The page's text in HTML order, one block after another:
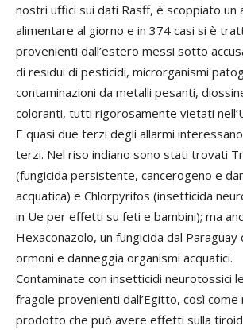
nostri uffici sui dati Rasff, è scoppiato un
alimentare al giorno e in 374 casi si è
provenienti dall’estero messi sotto
di residui di pesticidi, microrganismi
contaminazioni da metalli pesanti,
coloranti, tutti rigorosamente vietati
E quasi due terzi degli allarmi
terzi. Nel riso indiano sono stati trovati
(fungicida persistente, cancerogeno e
acquatica) e Chlorpyrifos (insetticida
in Ue per effetti su feti e bambini); ma
Hexaconazolo, un fungicida dal Paraguay
ormoni e danneggia organismi acquatici.
Contaminate con insetticidi neurotossici
fragole provenienti dall’Egitto, così come
prodotto che può avere effetti sulla